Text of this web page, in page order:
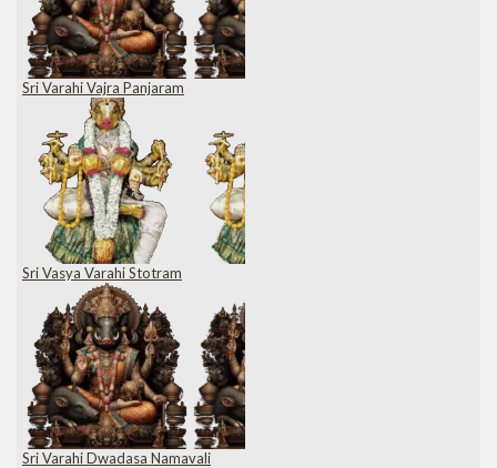
Sri Varahi Vajra Panjaram
Sri Vasya Varahi Stotram
Sri Varahi Dwadasa Namavali